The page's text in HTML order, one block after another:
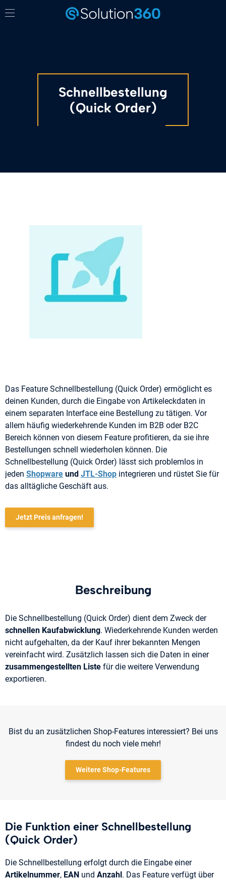
Schnellbestellung
(Quick Order)
Das Feature Schnellbestellung (Quick Order) ermöglicht es
deinen Kunden, durch die Eingabe von Artikeleckdaten in
einem separaten Interface eine Bestellung zu tätigen. Vor
allem häufig wiederkehrende Kunden im B2B oder B2C
Bereich können von diesem Feature profitieren, da sie ihre
Bestellungen schnell wiederholen können. Die
Schnellbestellung (Quick Order) lässt sich problemlos in
jeden Shopware und JTL-Shop integrieren und rüstet Sie für
das alltägliche Geschäft aus.
Jetzt Preis anfragen!
Beschreibung
Die Schnellbestellung (Quick Order) dient dem Zweck der
schnellen Kaufabwicklung. Wiederkehrende Kunden werden
nicht aufgehalten, da der Kauf ihrer bekannten Mengen
vereinfacht wird. Zusätzlich lassen sich die Daten in einer
zusammengestellten Liste für die weitere Verwendung
exportieren.
Bist du an zusätzlichen Shop-Features interessiert? Bei uns
findest du noch viele mehr!
Weitere Shop-Features
Die Funktion einer Schnellbestellung
(Quick Order)
Die Schnellbestellung erfolgt durch die Eingabe einer
Artikelnummer, EAN und Anzahl. Das Feature verfügt über